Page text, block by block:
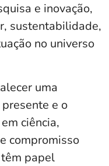
e inovação,
sustentabilidade,
no universo
uma
e o
ciência,
compromisso
papel